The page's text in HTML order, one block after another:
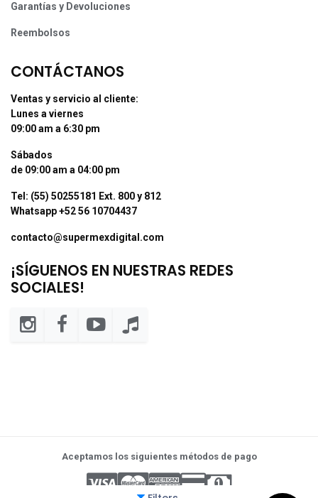
Garantías y Devoluciones
Reembolsos
CONTÁCTANOS
Ventas y servicio al cliente:
Lunes a viernes
09:00 am a 6:30 pm
Sábados
de 09:00 am a 04:00 pm
Tel: (55) 50255181 Ext. 800 y 812
Whatsapp +52 56 10704437
contacto@supermexdigital.com
¡SÍGUENOS EN NUESTRAS REDES
SOCIALES!
Aceptamos los siguientes métodos de pago